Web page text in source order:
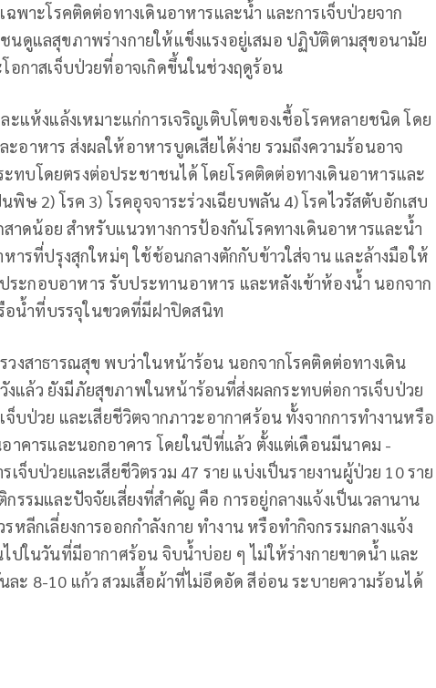
ฉพาะโรคติดต่อทางเดินอาหารและน้ำ และการเจ็บป่วยจาก
นดูแลสุขภาพร่างกายให้แข็งแรงอยู่เสมอ ปฏิบัติตามสุขอนามัย
อกาสเจ็บป่วยที่อาจเกิดขึ้นในช่วงฤดูร้อน
ะแห้งแล้งเหมาะแก่การเจริญเติบโตของเชื้อโรคหลายชนิด โดย
อาหาร ส่งผลให้อาหารบูดเสียได้ง่าย รวมถึงความร้อนอาจ
ทบโดยตรงต่อประชาชนได้ โดยโรคติดต่อทางเดินอาหารและ
ษ 2) โรค 3) โรคอุจจาระร่วงเฉียบพลัน 4) โรคไวรัสตับอักเสบ
าดน้อย สำหรับแนวทางการป้องกันโรคทางเดินอาหารและน้ำ
ารที่ปรุงสุกใหม่ๆ ใช้ช้อนกลางตักกับข้าวใส่จาน และล้างมือให้
ะกอบอาหาร รับประทานอาหาร และหลังเข้าห้องน้ำ นอกจาก
น้ำที่บรรจุในขวดที่มีฝาปิดสนิท
วงสาธารณสุข พบว่าในหน้าร้อน นอกจากโรคติดต่อทางเดิน
แล้ว ยังมีภัยสุขภาพในหน้าร้อนที่ส่งผลกระทบต่อการเจ็บป่วย
จ็บป่วย และเสียชีวิตจากภาวะอากาศร้อน ทั้งจากการทำงานหรือ
าคารและนอกอาคาร โดยในปีที่แล้ว ตั้งแต่เดือนมีนาคม -
จ็บป่วยและเสียชีวิตรวม 47 ราย แบ่งเป็นรายงานผู้ป่วย 10 ราย
รรมและปัจจัยเสี่ยงที่สำคัญ คือ การอยู่กลางแจ้งเป็นเวลานาน
ลีกเลี่ยงการออกกำลังกาย ทำงาน หรือทำกิจกรรมกลางแจ้ง
ปในวันที่มีอากาศร้อน จิบน้ำบ่อย ๆ ไม่ให้ร่างกายขาดน้ำ และ
ะ 8-10 แก้ว สวมเสื้อผ้าที่ไม่อึดอัด สีอ่อน ระบายความร้อนได้